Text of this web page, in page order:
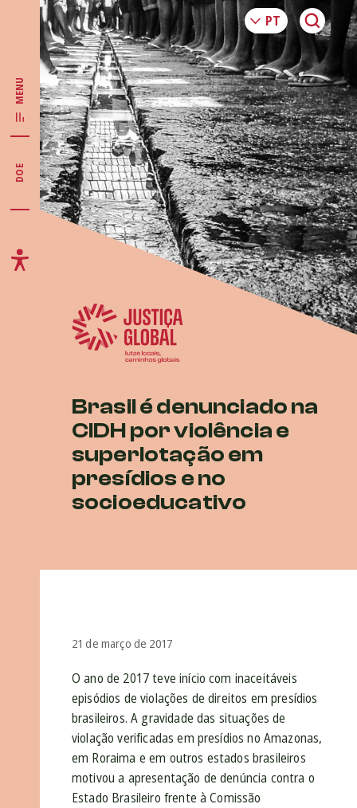
MENU
DOE
Brasil é denunciado na
CIDH por violência e
superlotação em
presídios e no
socioeducativo
21 de março de 2017
O ano de 2017 teve início com inaceitáveis
episódios de violações de direitos em presídios
brasileiros. A gravidade das situações de
violação verificadas em presídios no Amazonas,
em Roraima e em outros estados brasileiros
motivou a apresentação de denúncia contra o
Estado Brasileiro frente à Comissão